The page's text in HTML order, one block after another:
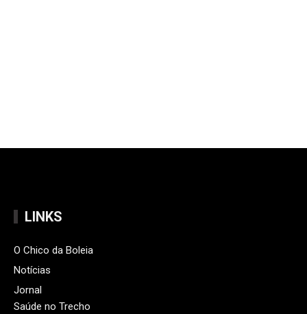
LINKS
O Chico da Boleia
Notícias
Jornal
Saúde no Trecho